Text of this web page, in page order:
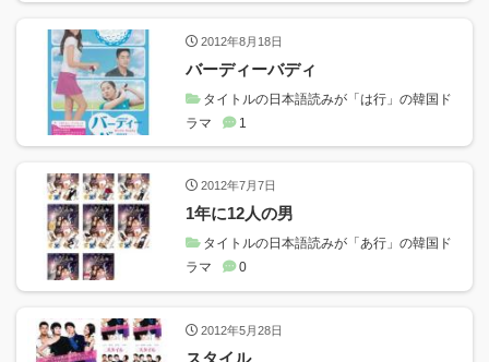
2012年8月18日
バーディーバディ
タイトルの日本語読みが「は行」の韓国ド
ラマ
1
2012年7月7日
1年に12人の男
タイトルの日本語読みが「あ行」の韓国ド
ラマ
0
2012年5月28日
スタイル